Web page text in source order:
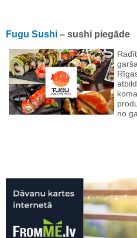
Fugu Sushi – sushi piegāde
no